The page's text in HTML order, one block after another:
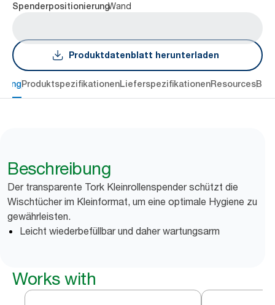
SpenderpositionierungWand
Produktdatenblatt herunterladen
ProduktspezifikationenLieferspezifikationenResources
Beschreibung
Der transparente Tork Kleinrollenspender schützt die
Wischtücher im Kleinformat, um eine optimale Hygiene zu
gewährleisten.
Leicht wiederbefüllbar und daher wartungsarm
Works with